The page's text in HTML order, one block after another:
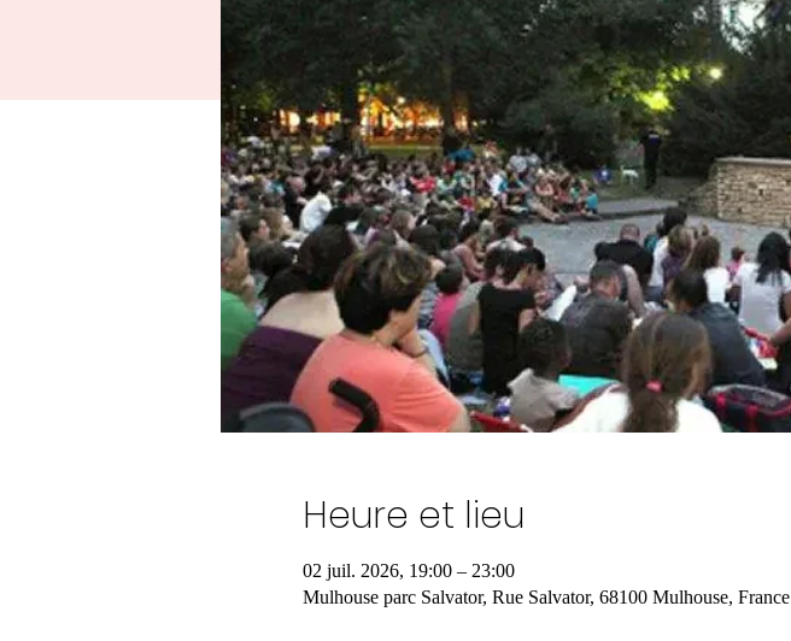
Heure et lieu
02 juil. 2026, 19:00 – 23:00
Mulhouse parc Salvator, Rue Salvator, 68100 Mulhouse, France